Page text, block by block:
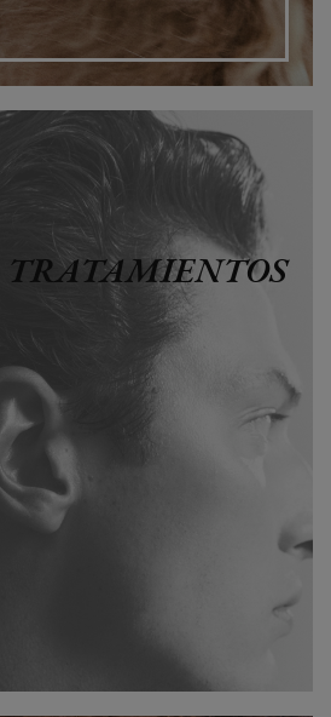
TRATAMIENTOS